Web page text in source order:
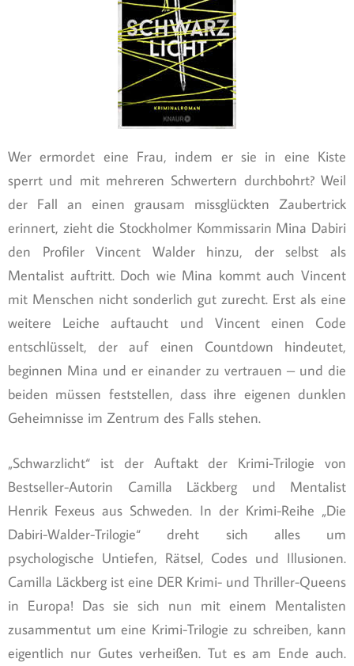
Wer ermordet eine Frau, indem er sie in eine Kiste
sperrt und mit mehreren Schwertern durchbohrt? Weil
der Fall an einen grausam missglückten Zaubertrick
erinnert, zieht die Stockholmer Kommissarin Mina Dabiri
den Profiler Vincent Walder hinzu, der selbst als
Mentalist auftritt. Doch wie Mina kommt auch Vincent
mit Menschen nicht sonderlich gut zurecht. Erst als eine
weitere Leiche auftaucht und Vincent einen Code
entschlüsselt, der auf einen Countdown hindeutet,
beginnen Mina und er einander zu vertrauen – und die
beiden müssen feststellen, dass ihre eigenen dunklen
Geheimnisse im Zentrum des Falls stehen.
„Schwarzlicht“ ist der Auftakt der Krimi-Trilogie von
Bestseller-Autorin Camilla Läckberg und Mentalist
Henrik Fexeus aus Schweden. In der Krimi-Reihe „Die
Dabiri-Walder-Trilogie“ dreht sich alles um
psychologische Untiefen, Rätsel, Codes und Illusionen.
Camilla Läckberg ist eine DER Krimi- und Thriller-Queens
in Europa! Das sie sich nun mit einem Mentalisten
zusammentut um eine Krimi-Trilogie zu schreiben, kann
eigentlich nur Gutes verheißen. Tut es am Ende auch.